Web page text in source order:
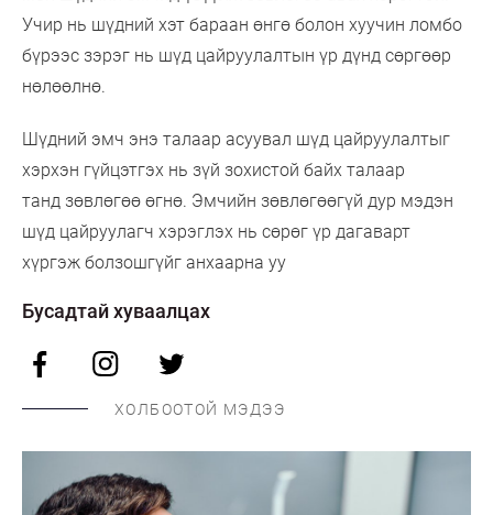
Учир нь шүдний хэт бараан өнгө болон хуучин ломбо
бүрээс зэрэг нь шүд цайруулалтын үр дүнд сөргөөр
нөлөөлнө.
Шүдний эмч энэ талаар асуувал шүд цайруулалтыг
хэрхэн гүйцэтгэх нь зүй зохистой байх талаар
танд зөвлөгөө өгнө. Эмчийн зөвлөгөөгүй дур мэдэн
шүд цайруулагч хэрэглэх нь сөрөг үр дагаварт
хүргэж болзошгүйг анхаарна уу
Бусадтай хуваалцах
ХОЛБООТОЙ МЭДЭЭ